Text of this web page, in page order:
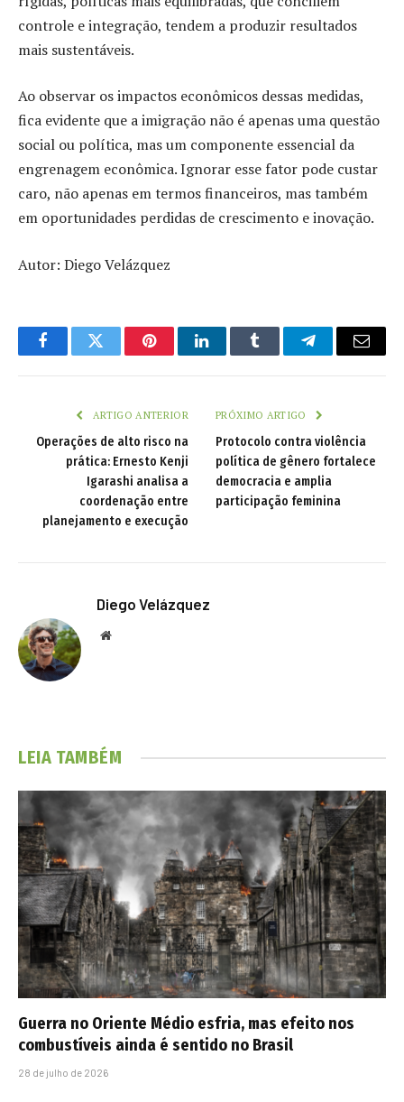
controle e integração, tendem a produzir resultados
mais sustentáveis.
Ao observar os impactos econômicos dessas medidas,
fica evidente que a imigração não é apenas uma questão
social ou política, mas um componente essencial da
engrenagem econômica. Ignorar esse fator pode custar
caro, não apenas em termos financeiros, mas também
em oportunidades perdidas de crescimento e inovação.
Autor: Diego Velázquez
FacebookTwitter PinterestLinkedInTumblr TelegramEmail
ARTIGO ANTERIOR
Operações de alto risco na
prática: Ernesto Kenji
Igarashi analisa a
coordenação entre
planejamento e execução
PRÓXIMO ARTIGO
Protocolo contra violência
política de gênero fortalece
democracia e amplia
participação feminina
Diego Velázquez
Website
LEIA TAMBÉM
Guerra no Oriente Médio esfria, mas efeito nos
combustíveis ainda é sentido no Brasil
28 de julho de 2026